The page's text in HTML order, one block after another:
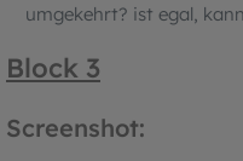
umgekehrt? ist egal,
Block 3
Screenshot: